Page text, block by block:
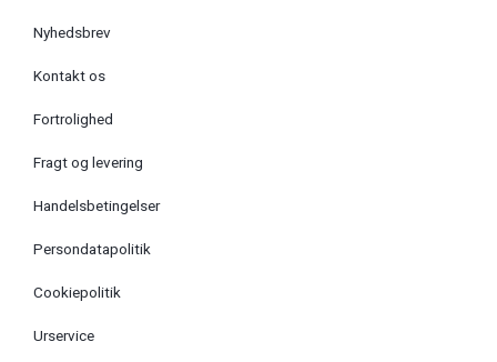
Nyhedsbrev
Kontakt os
Fortrolighed
Fragt og levering
Handelsbetingelser
Persondatapolitik
Cookiepolitik
Urservice